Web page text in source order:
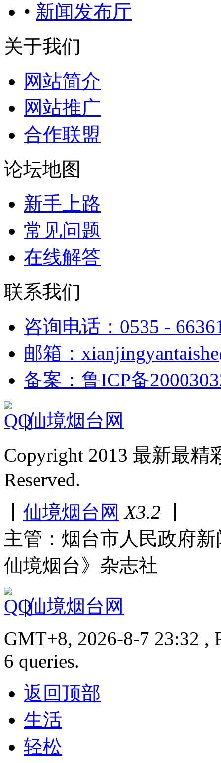
• 新闻发布厅
关于我们
网站简介
网站推广
合作联盟
论坛地图
新手上路
常见问题
在线解答
联系我们
咨询电话：0535 -
邮箱：
备案：鲁ICP备
|仙境烟台网
Copyright 2013 最新最
Reserved.
仙境烟台网 X3.2
主管：烟台市人民政府
仙境烟台》杂志社
|仙境烟台网
GMT+8, 2026-8-7 23:32 ,
6 queries.
返回顶部
生活
轻松